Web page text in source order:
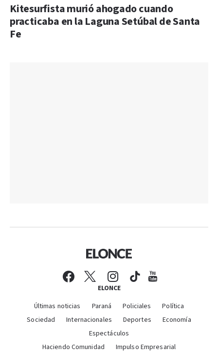
Kitesurfista murió ahogado cuando
practicaba en la Laguna Setúbal de Santa
Fe
ELONCE
Últimas noticias Paraná Policiales
Política
Sociedad
Internacionales Deportes
Economía
Espectáculos
Haciendo Comunidad
Impulso Empresarial